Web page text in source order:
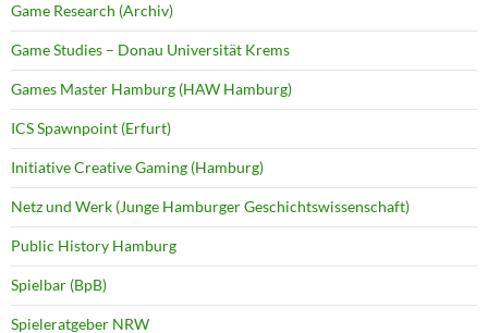
Game Research (Archiv)
Game Studies – Donau Universität Krems
Games Master Hamburg (HAW Hamburg)
ICS Spawnpoint (Erfurt)
Initiative Creative Gaming (Hamburg)
Netz und Werk (Junge Hamburger Geschichtswissenschaft)
Public History Hamburg
Spielbar (BpB)
Spieleratgeber NRW